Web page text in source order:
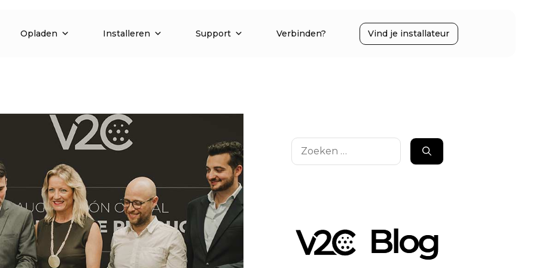
Opladen Installeren Support Verbinden? Vind je installateur
Zoek
naar: